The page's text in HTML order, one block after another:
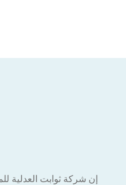
إن شركة ثوابت العدلية